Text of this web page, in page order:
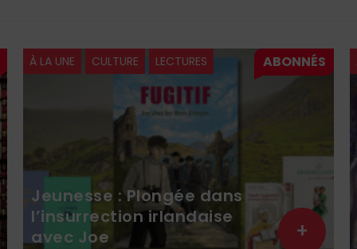
À LA UNE CULTURE LECTURES
Jeunesse : Plongée dans
l’insurrection irlandaise
avec Joe
+